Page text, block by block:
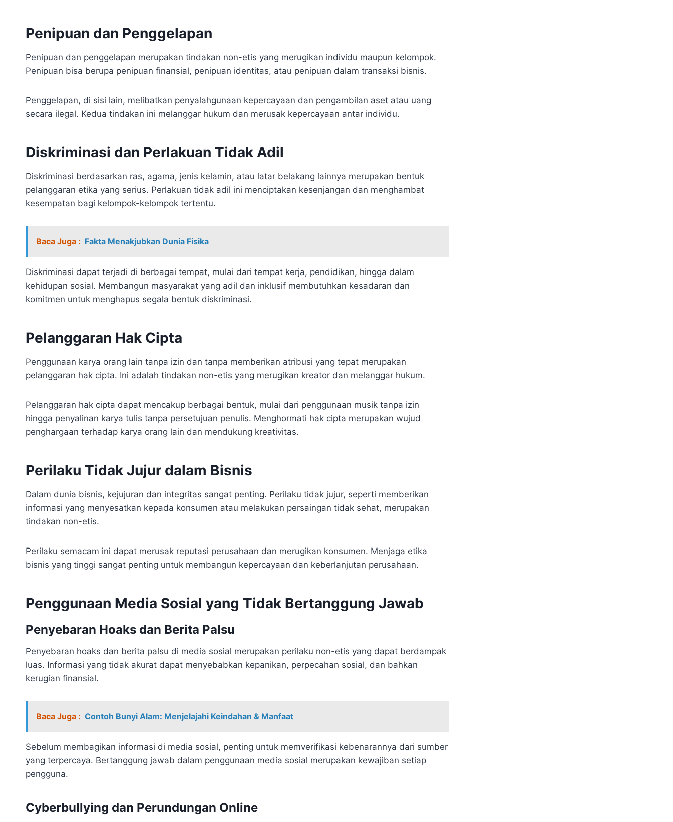
Penipuan dan Penggelapan
Penipuan dan penggelapan merupakan tindakan non-etis yang merugikan individu maupun kelompok.
Penipuan bisa berupa penipuan finansial, penipuan identitas, atau penipuan dalam transaksi bisnis.
Penggelapan, di sisi lain, melibatkan penyalahgunaan kepercayaan dan pengambilan aset atau uang
secara ilegal. Kedua tindakan ini melanggar hukum dan merusak kepercayaan antar individu.
Diskriminasi dan Perlakuan Tidak Adil
Diskriminasi berdasarkan ras, agama, jenis kelamin, atau latar belakang lainnya merupakan bentuk
pelanggaran etika yang serius. Perlakuan tidak adil ini menciptakan kesenjangan dan menghambat
kesempatan bagi kelompok-kelompok tertentu.
Baca Juga : Fakta Menakjubkan Dunia Fisika
Diskriminasi dapat terjadi di berbagai tempat, mulai dari tempat kerja, pendidikan, hingga dalam
kehidupan sosial. Membangun masyarakat yang adil dan inklusif membutuhkan kesadaran dan
komitmen untuk menghapus segala bentuk diskriminasi.
Pelanggaran Hak Cipta
Penggunaan karya orang lain tanpa izin dan tanpa memberikan atribusi yang tepat merupakan
pelanggaran hak cipta. Ini adalah tindakan non-etis yang merugikan kreator dan melanggar hukum.
Pelanggaran hak cipta dapat mencakup berbagai bentuk, mulai dari penggunaan musik tanpa izin
hingga penyalinan karya tulis tanpa persetujuan penulis. Menghormati hak cipta merupakan wujud
penghargaan terhadap karya orang lain dan mendukung kreativitas.
Perilaku Tidak Jujur dalam Bisnis
Dalam dunia bisnis, kejujuran dan integritas sangat penting. Perilaku tidak jujur, seperti memberikan
informasi yang menyesatkan kepada konsumen atau melakukan persaingan tidak sehat, merupakan
tindakan non-etis.
Perilaku semacam ini dapat merusak reputasi perusahaan dan merugikan konsumen. Menjaga etika
bisnis yang tinggi sangat penting untuk membangun kepercayaan dan keberlanjutan perusahaan.
Penggunaan Media Sosial yang Tidak Bertanggung Jawab
Penyebaran Hoaks dan Berita Palsu
Penyebaran hoaks dan berita palsu di media sosial merupakan perilaku non-etis yang dapat berdampak
luas. Informasi yang tidak akurat dapat menyebabkan kepanikan, perpecahan sosial, dan bahkan
kerugian finansial.
Baca Juga : Contoh Bunyi Alam: Menjelajahi Keindahan & Manfaat
Sebelum membagikan informasi di media sosial, penting untuk memverifikasi kebenarannya dari sumber
yang terpercaya. Bertanggung jawab dalam penggunaan media sosial merupakan kewajiban setiap
pengguna.
Cyberbullying dan Perundungan Online